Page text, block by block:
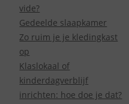
vide?
Gedeelde slaapkamer
Zo ruim je je kledingkast
op
Klaslokaal of
kinderdagverblijf
inrichten: hoe doe je dat?